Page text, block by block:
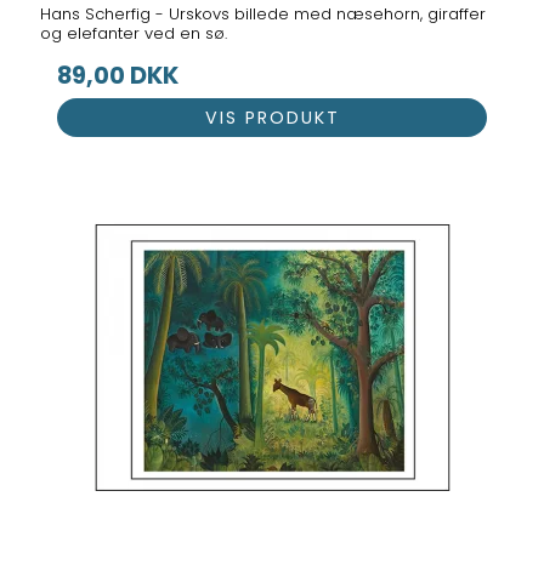
Hans Scherfig - Urskovs billede med næsehorn, giraffer
og elefanter ved en sø.
89,00 DKK
VIS PRODUKT